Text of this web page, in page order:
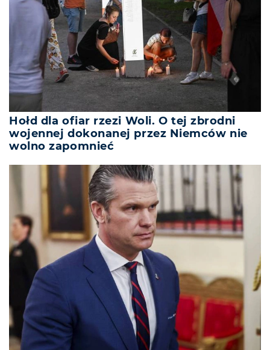
Hołd dla ofiar rzezi Woli. O tej zbrodni
wojennej dokonanej przez Niemców nie
wolno zapomnieć